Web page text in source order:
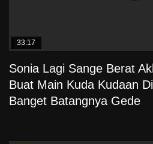
33:17
Sonia Lagi Sange Berat
Buat Main Kuda Kudaan
Banget Batangnya Gede